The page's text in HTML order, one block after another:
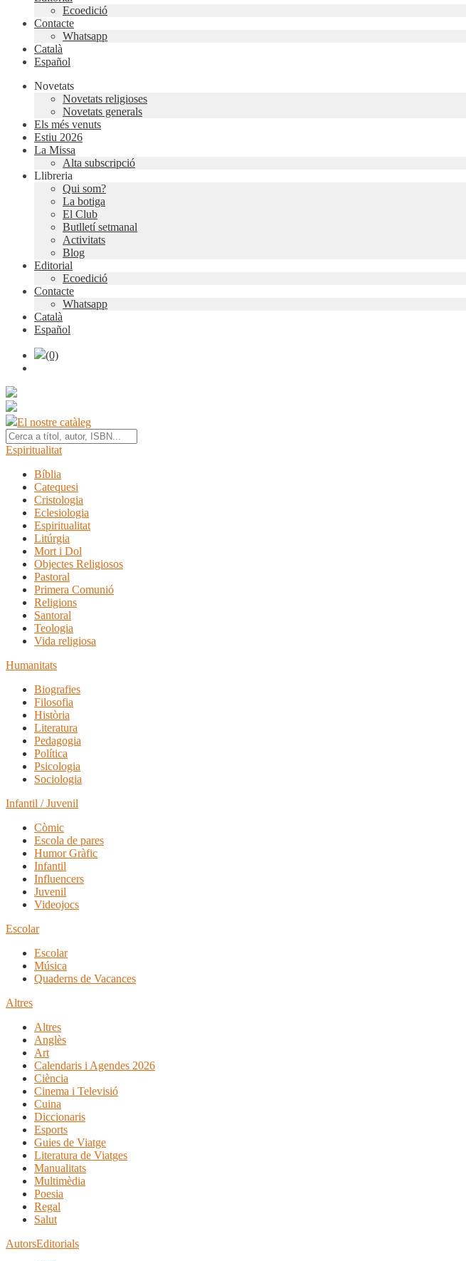
Ecoedició
Contacte
Whatsapp
Català
Español
Novetats
Novetats religioses
Novetats generals
Els més venuts
Estiu 2026
La Missa
Alta subscripció
Llibreria
Qui som?
La botiga
El Club
Butlletí setmanal
Activitats
Blog
Editorial
Ecoedició
Contacte
Whatsapp
Català
Español
(0)
El nostre catàleg
Espiritualitat
Bíblia
Catequesi
Cristologia
Eclesiologia
Espiritualitat
Litúrgia
Mort i Dol
Objectes Religiosos
Pastoral
Primera Comunió
Religions
Santoral
Teologia
Vida religiosa
Humanitats
Biografies
Filosofia
Història
Literatura
Pedagogia
Política
Psicologia
Sociologia
Infantil / Juvenil
Còmic
Escola de pares
Humor Gràfic
Infantil
Influencers
Juvenil
Videojocs
Escolar
Escolar
Música
Quaderns de Vacances
Altres
Altres
Anglès
Art
Calendaris i Agendes 2026
Ciència
Cinema i Televisió
Cuina
Diccionaris
Esports
Guies de Viatge
Literatura de Viatges
Manualitats
Multimèdia
Poesia
Regal
Salut
AutorsEditorials